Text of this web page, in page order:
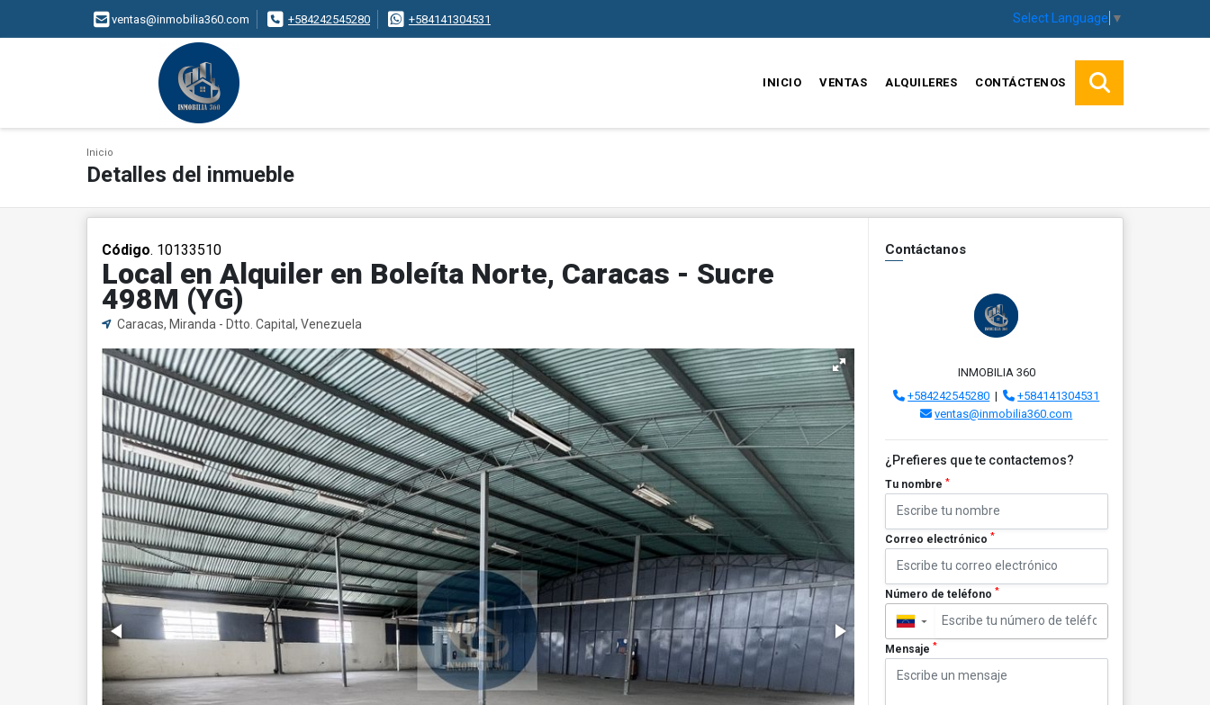
ventas@inmobilia360.com +584242545280 +584141304531 Select Language ▼
INICIO VENTAS ALQUILERES CONTÁCTENOS
Inicio
Detalles del inmueble
Código. 10133510
Local en Alquiler en Boleíta Norte, Caracas - Sucre
498M (YG)
Caracas, Miranda - Dtto. Capital, Venezuela
Contáctanos
INMOBILIA 360
+584242545280 |
+584141304531
ventas@inmobilia360.com
¿Prefieres que te contactemos?
Tu nombre *
Correo electrónico *
Número de teléfono *
▼
Mensaje *